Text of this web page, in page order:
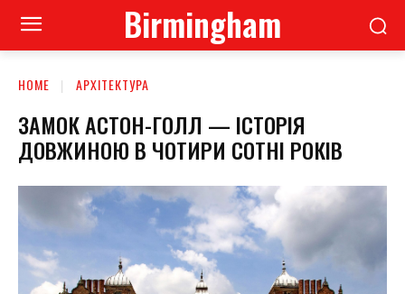
Birmingham
HOME АРХІТЕКТУРА
ЗАМОК АСТОН-ГОЛЛ — ІСТОРІЯ
ДОВЖИНОЮ В ЧОТИРИ СОТНІ РОКІВ